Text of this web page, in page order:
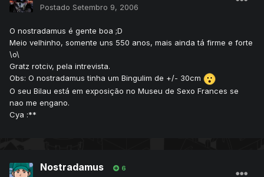
Postado Setembro 9, 2006
O nostradamus é gente boa ;D
Meio velhinho, somente uns 550 anos, mais ainda tá firme e forte
\o\
Gratz rotciv, pela intrevista.
Obs: O nostradamus tinha um Bingulim de +/- 30cm
O seu Bilau está em exposição no Museu de Sexo Frances se
nao me engano.
Cya :**
Nostradamus 6